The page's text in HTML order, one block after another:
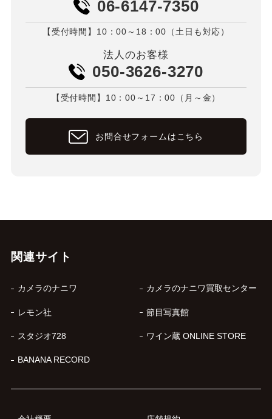
06-6147-7350
【受付時間】10：00～18：00（土日も対応）
法人のお客様
050-3626-3270
【受付時間】10：00～17：00（月～金）
お問合せフォームはこちら
関連サイト
カメラのナニワ カメラのナニワ買取センター
レモン社 節目写真館
スタジオ728 ワイン蔵 ONLINE STORE
BANANA RECORD